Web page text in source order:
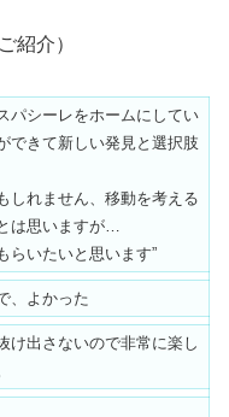
紹介）
パシーレをホームにしてい
できて新しい発見と選択肢
しれません、移動を考える
は思いますが…
らいたいと思います”
、よかった
け出さないので非常に楽し